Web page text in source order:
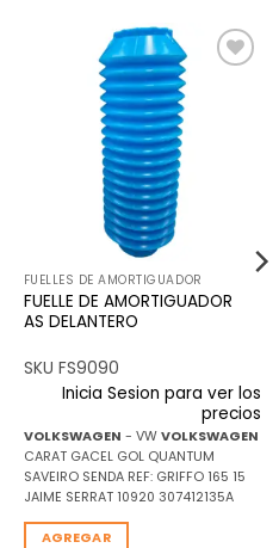
FUELLES DE AMORTIGUADOR
FUELLE DE AMORTIGUADOR
AS DELANTERO
SKU FS9090
Inicia Sesion para ver los
precios
VOLKSWAGEN - VW VOLKSWAGEN
CARAT GACEL GOL QUANTUM
SAVEIRO SENDA REF: GRIFFO 165 15
JAIME SERRAT 10920 307412135A
AGREGAR